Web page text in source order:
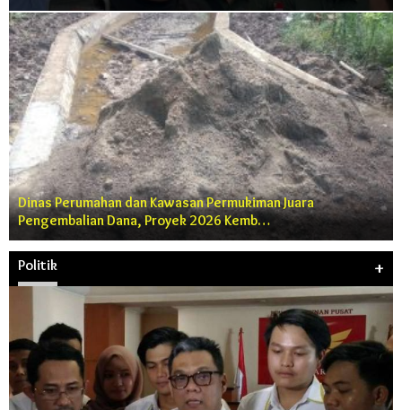
Dinas Perumahan dan Kawasan Permukiman Juara
Pengembalian Dana, Proyek 2026 Kemb…
Politik +